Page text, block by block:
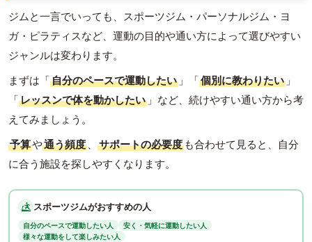
ジムと一言でいっても、スポーツジム・パーソナルジム・ヨ
ガ・ピラティスなど、運動の目的や通い方によって選びやすい
ジャンルは変わります。
まずは「自分のペースで運動したい 」「個別に教わりたい 」
「レッスンで体を動かしたい 」など、続けやすい通い方から考
えてみましょう。
予算や通う頻度 、 サポートの必要度 も合わせて見ると、自分
に合う施設を探しやすくなります。
スポーツジムがおすすめの人
自分のペースで運動したい人
安く・気軽に運動したい人
様々な運動をして楽しみたい人